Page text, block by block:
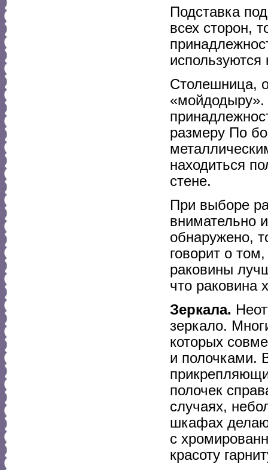
Подставка
всех сторон,
Столешница,
«мойдодыру».
размеру По
находиться
стене.
При выборе
внимательно
обнаружено,
говорит о
раковины
что раковина
Зеркала.
зеркало.
которых
и полочками.
полочек
случаях,
шкафах
с
красоту